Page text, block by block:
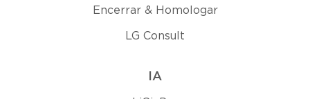
Encerrar & Homologar
LG Consult
IA